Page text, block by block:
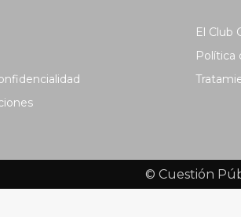
El Club
Política
© Cuestión